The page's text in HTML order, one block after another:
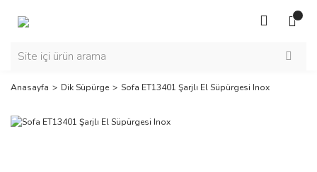
Anasayfa Dik Süpürge Sofa ET13401 Şarjlı El Süpürgesi Inox